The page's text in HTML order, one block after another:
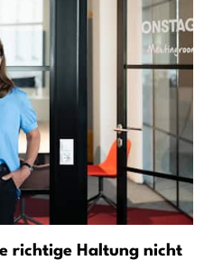
richtige Haltung nicht